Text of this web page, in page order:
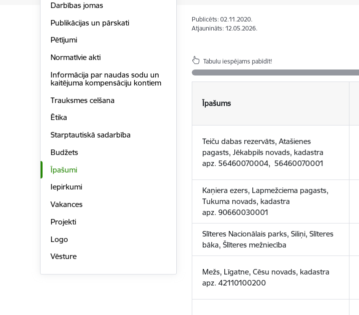
Darbības jomas
Publikācijas un pārskati
Pētījumi
Normatīvie akti
Informācija par naudas sodu un
kaitējuma kompensāciju kontiem
Trauksmes celšana
Ētika
Starptautiskā sadarbība
Budžets
Īpašumi
Iepirkumi
Vakances
Projekti
Logo
Vēsture
Publicēts: 02.11.2020.
Atjaunināts: 12.05.2026.
Tabulu iespējams pabīdīt!
Īpašums
Teiču dabas rezervāts, Atašienes
pagasts, Jēkabpils novads, kadastra
apz. 56460070004, 56460070001
Kaņiera ezers, Lapmežciema pagasts,
Tukuma novads, kadastra
apz. 90660030001
Slīteres Nacionālais parks, Siliņi, Slīteres
bāka, Šlīteres mežniecība
Mežs, Līgatne, Cēsu novads, kadastra
apz. 42110100200